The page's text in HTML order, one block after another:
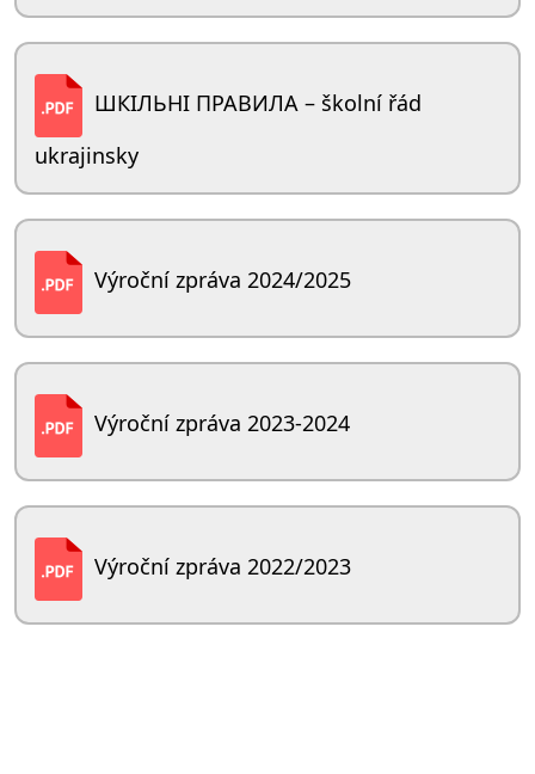
ШКІЛЬНІ ПРАВИЛА – školní řád
ukrajinsky
Výroční zpráva 2024/2025
Výroční zpráva 2023-2024
Výroční zpráva 2022/2023